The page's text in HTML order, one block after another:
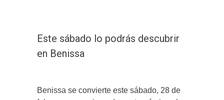
Este sábado lo podrás descubrir
en Benissa
Benissa se convierte este sábado, 28 de